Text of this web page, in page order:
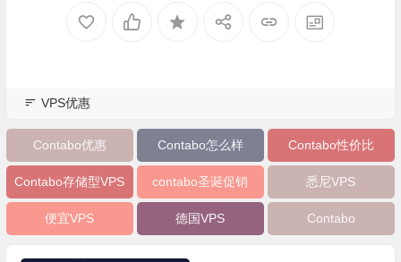
VPS优惠
Contabo优惠 Contabo怎么样 Contabo性价比
Contabo存储型VPS contabo圣诞促销 悉尼VPS
便宜VPS 德国VPS Contabo